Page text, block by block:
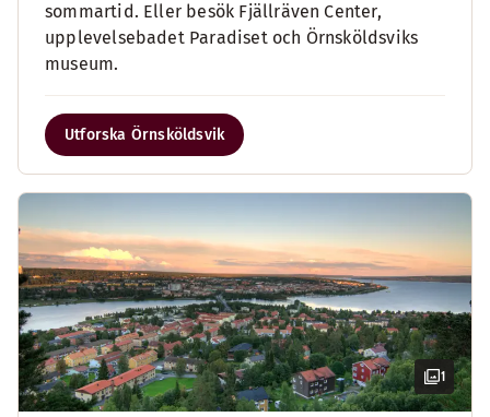
sommartid. Eller besök Fjällräven Center,
upplevelsebadet Paradiset och Örnsköldsviks
museum.
Utforska Örnsköldsvik
1